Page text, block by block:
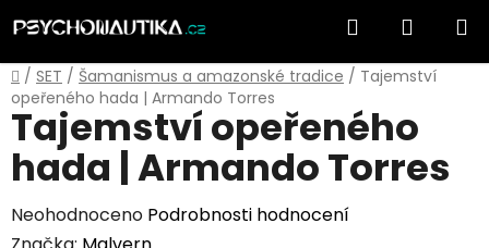
na
obsah
Hledat
KOŠÍK
Domů
/ SET / Šamanismus a amazonské tradice / Tajemství
opeřeného hada | Armando Torres
Tajemství opeřeného
hada | Armando Torres
Průměrné
Neohodnoceno Podrobnosti hodnocení